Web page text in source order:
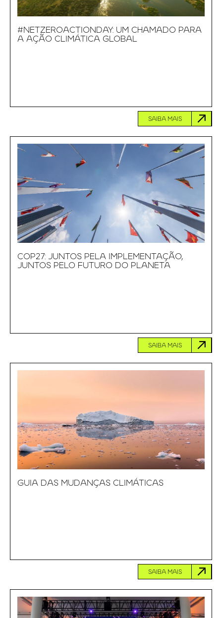
#NETZEROACTIONDAY: UM CHAMADO PARA
A AÇÃO CLIMÁTICA GLOBAL
SAIBA MAIS
COP27: JUNTOS PELA IMPLEMENTAÇÃO,
JUNTOS PELO FUTURO DO PLANETA
SAIBA MAIS
GUIA DAS MUDANÇAS CLIMÁTICAS
SAIBA MAIS